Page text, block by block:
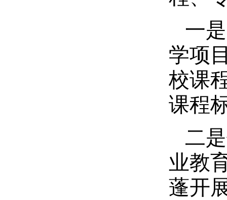
一
学项
校课
课程
二
业教
蓬开